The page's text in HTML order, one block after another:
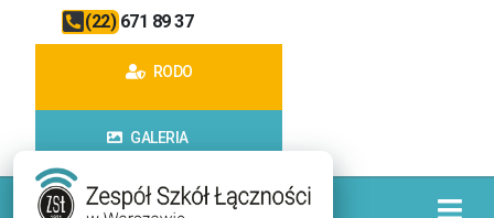
(22) 671 89 37
RODO
GALERIA